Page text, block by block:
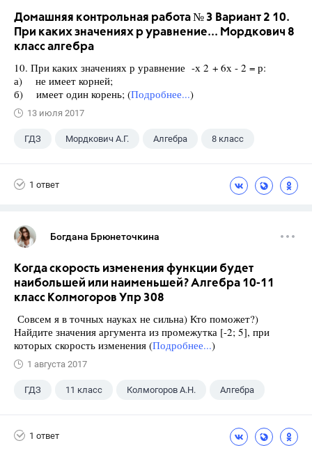
Домашняя контрольная работа № 3 Вариант 2 10.
При каких значениях р уравнение... Мордкович 8
класс алгебра
10. При каких значениях р уравнение -х 2 + 6х - 2 = р:
а) не имеет корней;
б) имеет один корень; (Подробнее...)
13 июля 2017
ГДЗ Мордкович А.Г. Алгебра 8 класс
1 ответ
Богдана Брюнеточкина
Когда скорость изменения функции будет
наибольшей или наименьшей? Алгебра 10-11
класс Колмогоров Упр 308
Совсем я в точных науках не сильна) Кто поможет?)
Найдите значения аргумента из промежутка [-2; 5], при
которых скорость изменения (Подробнее...)
1 августа 2017
ГДЗ 11 класс Колмогоров А.Н. Алгебра
1 ответ